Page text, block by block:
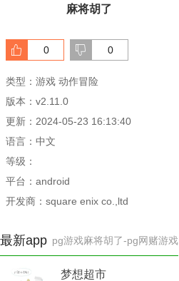
麻将胡了
0 0
类型：游戏 动作冒险
版本：v2.11.0
更新：2024-05-23 16:13:40
语言：中文
等级：
平台：android
开发商：square enix co.,ltd.
pg游戏麻将胡了-pg网赌游戏
最新app
梦想超市